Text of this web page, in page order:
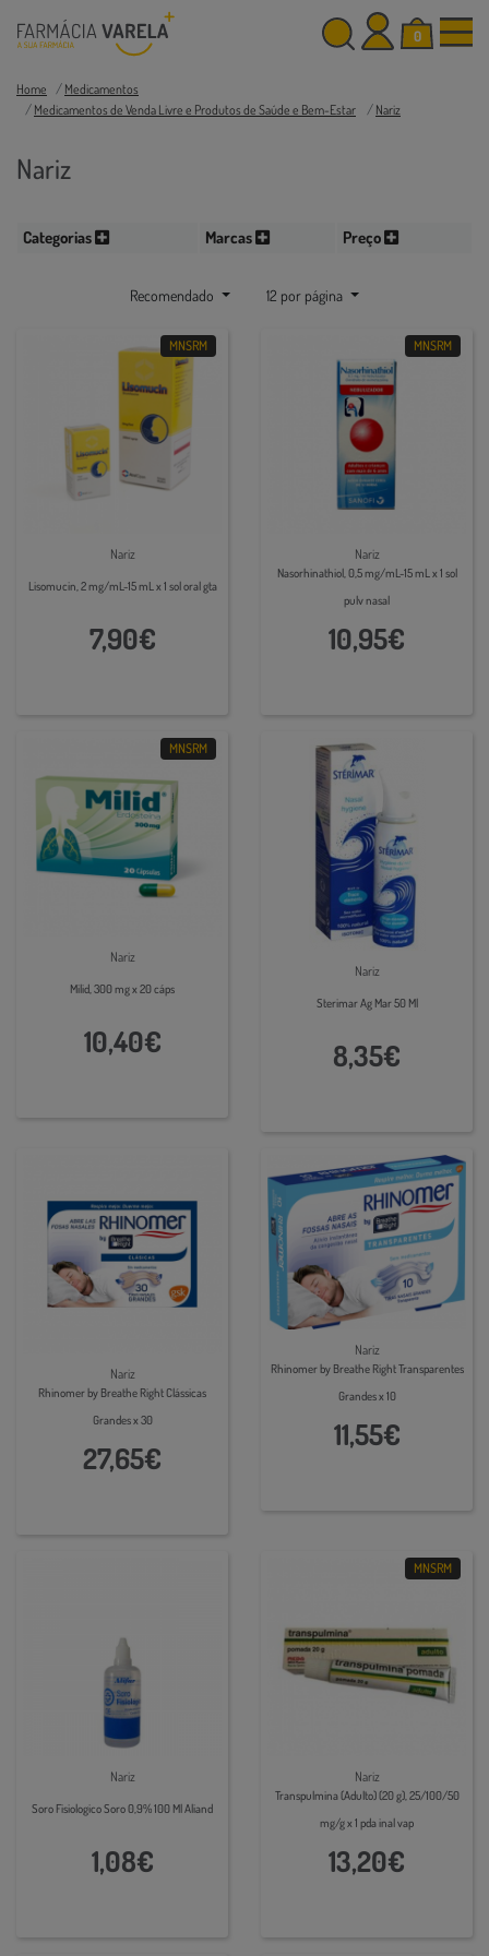
0
Home
Medicamentos
Medicamentos de Venda Livre e Produtos de Saúde e Bem-Estar
Nariz
Nariz
Categorias Marcas Preço
Recomendado 12 por página
MNSRM
Nariz
Lisomucin, 2 mg/mL-15 mL x 1 sol oral gta
7,90€
MNSRM
Nariz
Nasorhinathiol, 0,5 mg/mL-15 mL x 1 sol
pulv nasal
10,95€
MNSRM
Nariz
Milid, 300 mg x 20 cáps
10,40€
Nariz
Sterimar Ag Mar 50 Ml
8,35€
Nariz
Rhinomer by Breathe Right Clássicas
Grandes x 30
27,65€
Nariz
Rhinomer by Breathe Right Transparentes
Grandes x 10
11,55€
Nariz
Soro Fisiologico Soro 0,9% 100 Ml Aliand
1,08€
MNSRM
Nariz
Transpulmina (Adulto) (20 g), 25/100/50
mg/g x 1 pda inal vap
13,20€